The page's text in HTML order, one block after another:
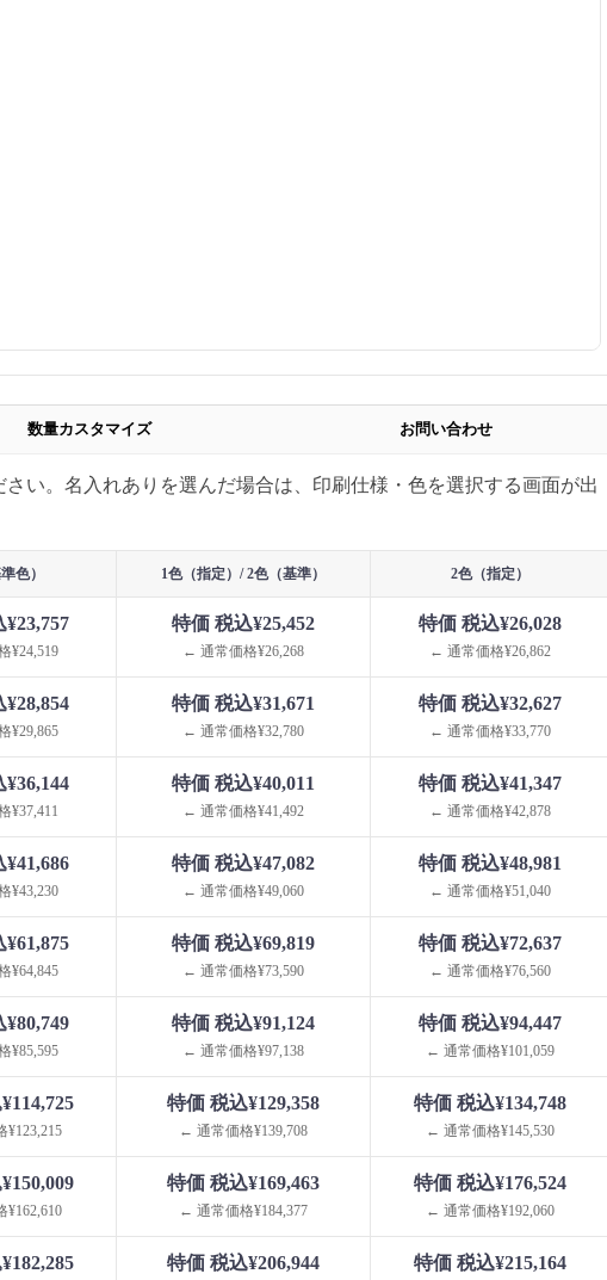
数量カスタマイズ お問い合わせ
い。名入れありを選んだ場合は、印刷仕様・色を選択する画面が出
色） 1色（指定）/ 2色（基準） 2色（指定）
¥24,519
特価 税込¥25,452
← 通常価格¥26,268
特価 税込¥26,028
← 通常価格¥26,862
¥29,865
特価 税込¥31,671
← 通常価格¥32,780
特価 税込¥32,627
← 通常価格¥33,770
¥37,411
特価 税込¥40,011
← 通常価格¥41,492
特価 税込¥41,347
← 通常価格¥42,878
¥43,230
特価 税込¥47,082
← 通常価格¥49,060
特価 税込¥48,981
← 通常価格¥51,040
¥64,845
特価 税込¥69,819
← 通常価格¥73,590
特価 税込¥72,637
← 通常価格¥76,560
¥85,595
特価 税込¥91,124
← 通常価格¥97,138
特価 税込¥94,447
← 通常価格¥101,059
特価 税込¥129,358
← 通常価格¥139,708
特価 税込¥134,748
← 通常価格¥145,530
特価 税込¥169,463
← 通常価格¥184,377
特価 税込¥176,524
← 通常価格¥192,060
特価 税込¥206,944 特価 税込¥215,164